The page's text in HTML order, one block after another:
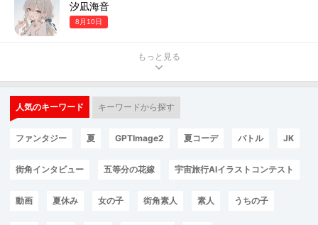
汐凪海音
8月10日
もっと見る
人気のキーワード キーワードから探す
ファンタジー 夏 GPTImage2 夏コーデ バトル JK
街角インタビュー 五等分の花嫁 宇宙旅行AIイラストコンテスト
動画 夏休み 女の子 街角素人 素人 うちの子